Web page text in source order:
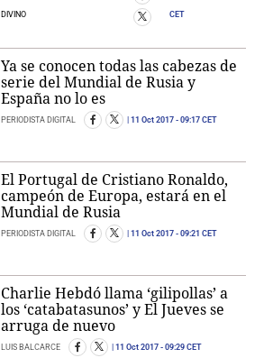
DIVINO CET
Ya se conocen todas las cabezas de
serie del Mundial de Rusia y
España no lo es
PERIODISTA DIGITAL 11 Oct 2017 - 09:17 CET
El Portugal de Cristiano Ronaldo,
campeón de Europa, estará en el
Mundial de Rusia
PERIODISTA DIGITAL 11 Oct 2017 - 09:21 CET
Charlie Hebdó llama ‘gilipollas’ a
los ‘catabatasunos’ y El Jueves se
arruga de nuevo
LUIS BALCARCE 11 Oct 2017 - 09:29 CET